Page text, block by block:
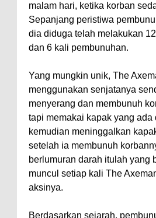
malam hari, ketika korban
Sepanjang peristiwa
dia diduga telah melakukan
dan 6 kali pembunuhan.
Yang mungkin unik, The
menggunakan senjatanya
menyerang dan membunuh
tapi memakai kapak yang ada
kemudian meninggalkan
setelah ia membunuh
berlumuran darah itulah yang
muncul setiap kali The
aksinya.
Berdasarkan sejarah,